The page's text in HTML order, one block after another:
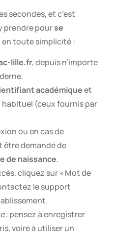
secondes, et c’est
prendre pourse
en toute simplicité :
lille.fr, depuis n’importe
académiqueet
habituel (ceux fournis par
ou en cas de
être demandé de
de naissance.
cliquez sur « Mot de
le support
:pensez à enregistrer
voire à utiliser un